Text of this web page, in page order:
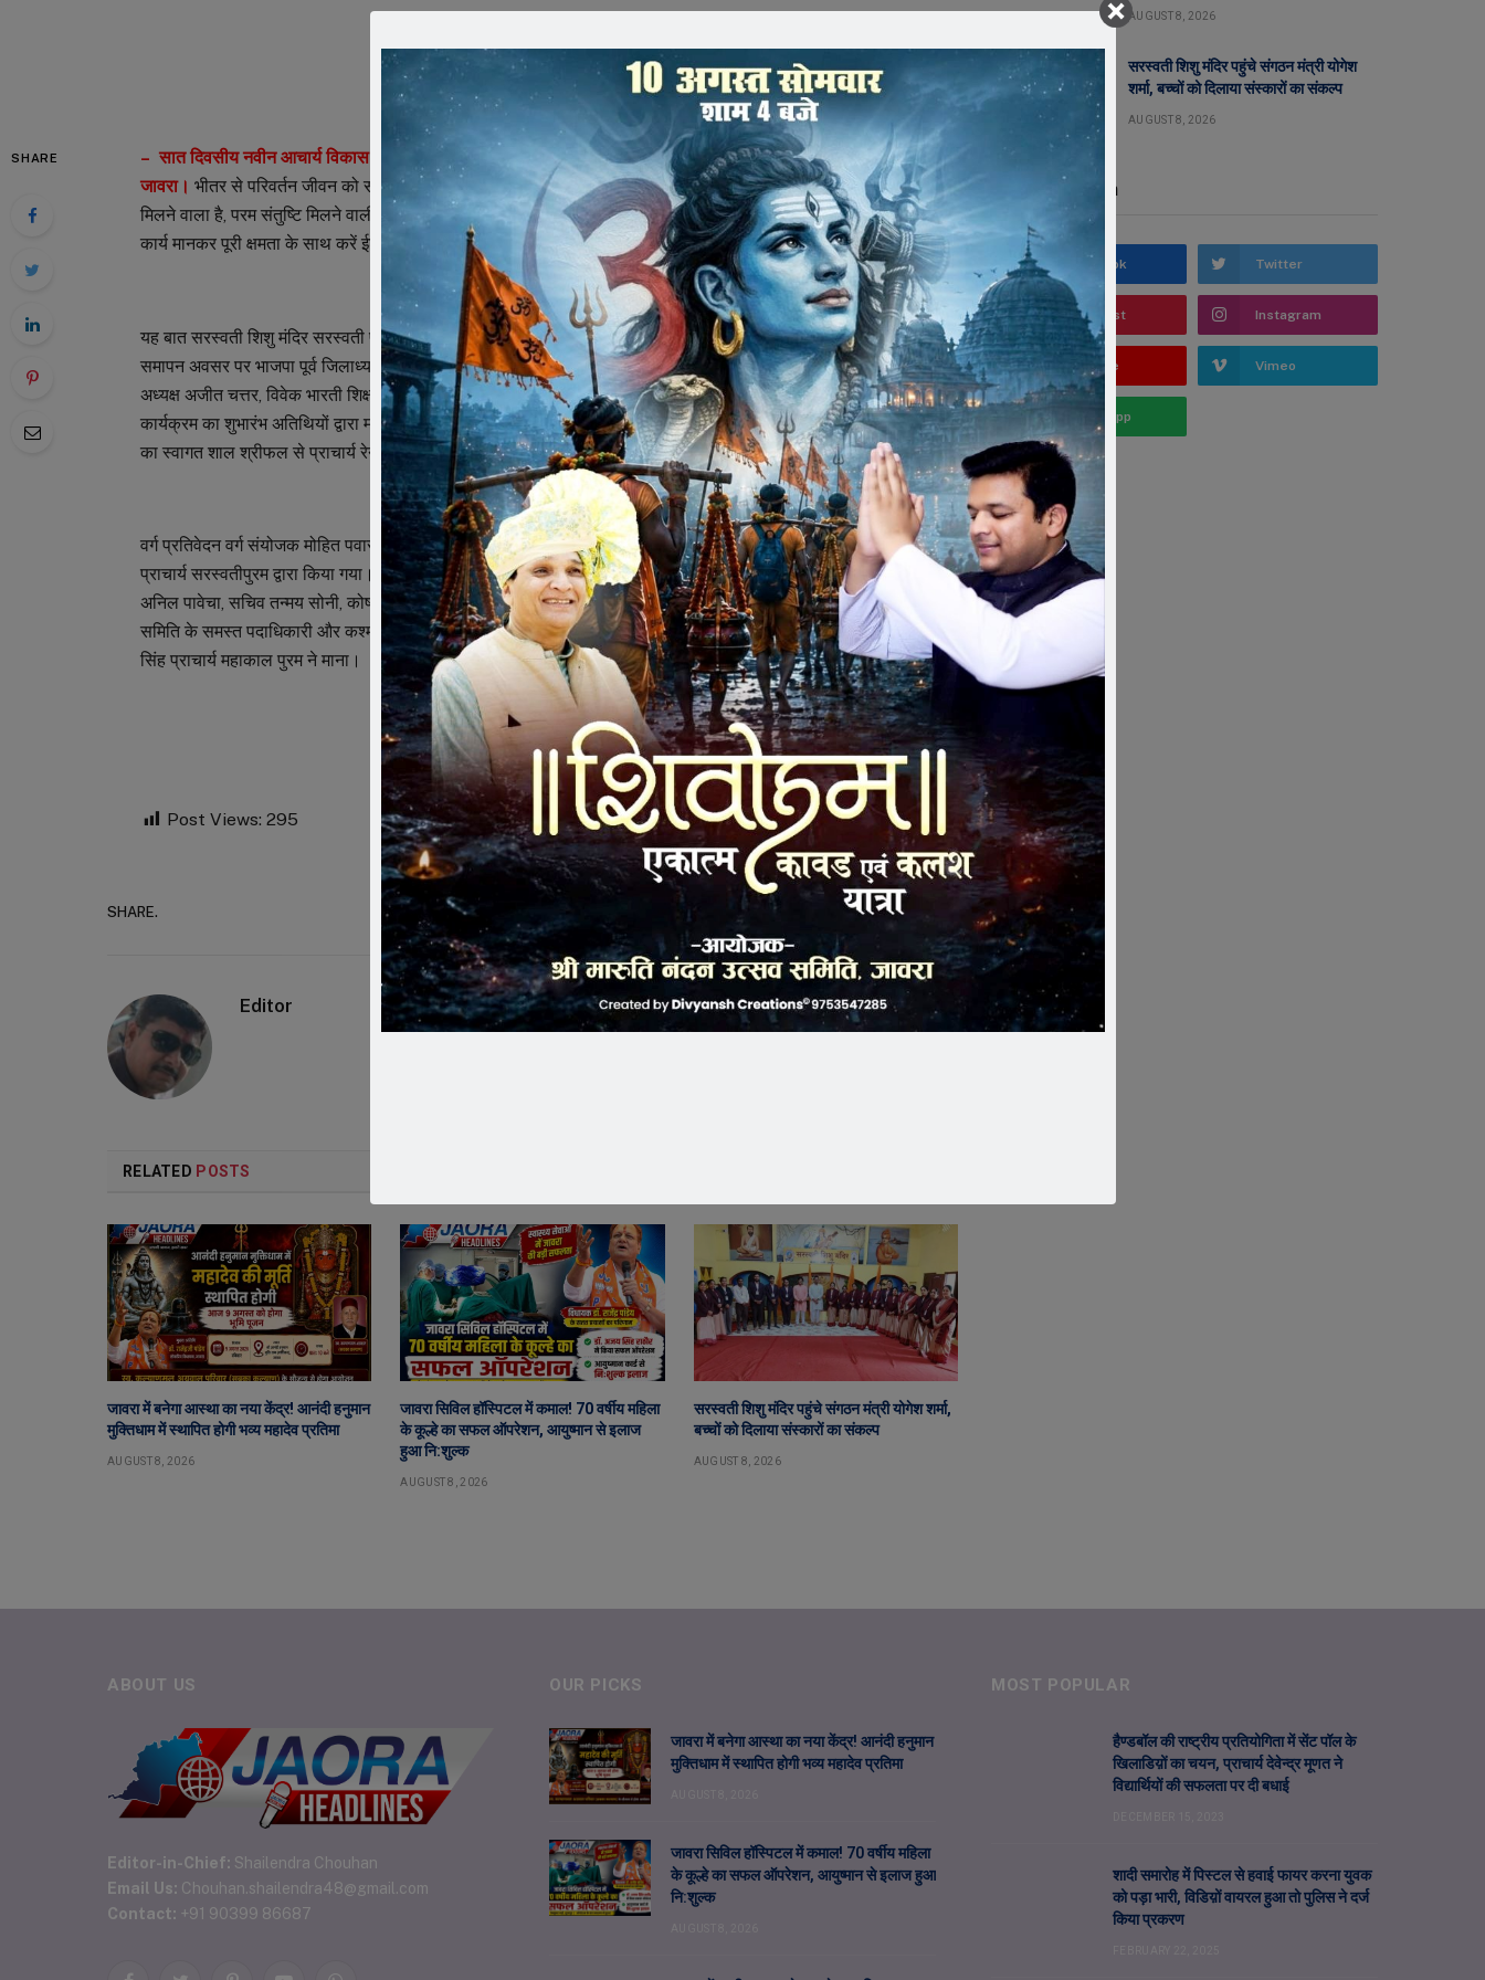
SHARE
– सात दिवसीय नवीन आचार्य विकास वर्ग का समापन
जावरा। भीतर से परिवर्तन जीवन को सार्थक बनाता है, शिक्षक सम्मान का पात्र है, जिस कार्य क्षेत्र में जा रहे हैं वहां बहुत सम्मान
मिलने वाला है, परम संतुष्टि मिलने वाली है। आपको बच्चों का भविष्य निर्माण करने का अवसर मिला हैं। इस अवसर को ईश्वरीय
कार्य मानकर पूरी क्षमता के साथ करें ईश्वर हमारी बुद्धि को सदा कार्य के लिए उपयोग करें।
यह बात सरस्वती शिशु मंदिर सरस्वती पुरम पहाडिय़ा रोड जावरा में सात दिवसीय उज्जैन विभाग का नवीन आचार्य विकास वर्ग के
समापन अवसर पर भाजपा पूर्व जिलाध्यक्ष कान्हसिंह चौहान ने अभ्यर्थियों को सम्बोधित करते हुए कहीं। विवेक भारती शिक्षण समिति
अध्यक्ष अजीत चत्तर, विवेक भारती शिक्षण समिति विभाग समन्वयक महेंद्र भगत, वर्ग संयोजक मोहित पंवार ने भी सम्बोधित किया।
कार्यक्रम का शुभारंभ अतिथियों द्वारा मां सरस्वती के पूजन अर्चन से किया गया। अतिथि परिचय जगदीश सुखवाल ने दिया अतिथियों
का स्वागत शाल श्रीफल से प्राचार्य रेनू बाला शर्मा ,दुर्गा शंकर सांवरिया एवं स्वाति पंवार ने किया।
वर्ग प्रतिवेदन वर्ग संयोजक मोहित पवार द्वारा किया गया अभ्यर्थियों द्वारा अनुभव कथन भी सुनाए गए व्यवस्था टोली का परिचय
प्राचार्य सरस्वतीपुरम द्वारा किया गया। अमृत वचन एवं व्यक्तिगत गीत हुआ। इस दौरान विवेक भारतीय शिक्षण समिति के उपाध्यक्ष
अनिल पावेचा, सचिव तन्मय सोनी, कोषाध्यक्ष राधेश्याम पोरवाल, सहसचिव शीतल चौरडिया, देवेंद्र दैया, अर्चना करनावट सहित
समिति के समस्त पदाधिकारी और कश्मीरी गली विद्यालय की प्रधानाचार्य वत्सला रूनवाल भी उपस्थिति थी। अंत में आभार रघुवीर
सिंह प्राचार्य महाकाल पुरम ने माना।
Post Views: 295
SHARE.
Facebook Twitter Pinterest LinkedIn Email
Editor
RELATED POSTS
जावरा में बनेगा आस्था का नया केंद्र! आनंदी हनुमान
मुक्तिधाम में स्थापित होगी भव्य महादेव प्रतिमा
AUGUST 8, 2026
जावरा सिविल हॉस्पिटल में कमाल! 70 वर्षीय महिला
के कूल्हे का सफल ऑपरेशन, आयुष्मान से इलाज
हुआ नि:शुल्क
AUGUST 8, 2026
सरस्वती शिशु मंदिर पहुंचे संगठन मंत्री योगेश शर्मा,
बच्चों को दिलाया संस्कारों का संकल्प
AUGUST 8, 2026
AUGUST 8, 2026
सरस्वती शिशु मंदिर पहुंचे संगठन मंत्री योगेश
शर्मा, बच्चों को दिलाया संस्कारों का संकल्प
AUGUST 8, 2026
Stay In Touch
Facebook Twitter
Pinterest Instagram
YouTube Vimeo
WhatsApp
ABOUT US
Editor-in-Chief: Shailendra Chouhan
Email Us: Chouhan.shailendra48@gmail.com
Contact: +91 90399 86687
OUR PICKS
जावरा में बनेगा आस्था का नया केंद्र! आनंदी हनुमान
मुक्तिधाम में स्थापित होगी भव्य महादेव प्रतिमा
जावरा सिविल हॉस्पिटल में कमाल! 70 वर्षीय महिला
के कूल्हे का सफल ऑपरेशन, आयुष्मान से इलाज हुआ
नि:शुल्क
MOST POPULAR
हैण्डबॉल की राष्ट्रीय प्रतियोगिता में सेंट पॉल के
खिलाडिय़ों का चयन, प्राचार्य देवेन्द्र मूणत ने
विद्यार्थियों की सफलता पर दी बधाई
शादी समारोह में पिस्टल से हवाई फायर करना युवक
को पड़ा भारी, विडिय़ों वायरल हुआ तो पुलिस ने दर्ज
किया प्रकरण